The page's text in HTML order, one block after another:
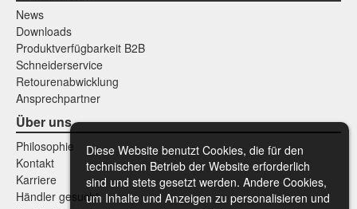
Diese Website benutzt Cookies, die für den
technischen Betrieb der Website erforderlich
sind und stets gesetzt werden. Andere Cookies,
um Inhalte und Anzeigen zu personalisieren und
News
Downloads
Produktverfügbarkeit B2B
Schneiderservice
Retourenabwicklung
Ansprechpartner
Über uns
Philosophie
Kontakt
Karriere
Händler gesucht